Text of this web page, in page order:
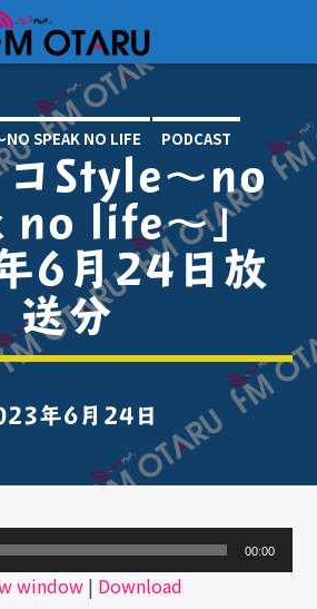
NO SPEAK NO LIFE PODCAST
コStyle～no
no life～」
6月24日放
送分
年6月24日
00:00
window | Download